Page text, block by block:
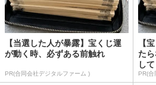
【当選した人が暴露】宝くじ運
が動く時、必ずある前触れ
PR(合同会社デジタルファーム )
【
た
し
PR(合